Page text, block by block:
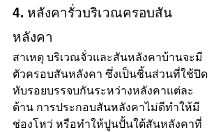
4. หลังคารั่วบริเวณครอบสัน
หลังคา
สาเหตุ บริเวณจั่วและสันหลังคาบ้านจะมี
ตัวครอบสันหลังคา ซึ่งเป็นชิ้นส่วนที่ใช้ปิด
ทับรอยบรรจบกันระหว่างหลังคาแต่ละ
ด้าน การประกอบสันหลังคาไม่ดีทำให้มี
ช่องโหว่ หรือทำให้ปูนปั้นใต้สันหลังคาที่